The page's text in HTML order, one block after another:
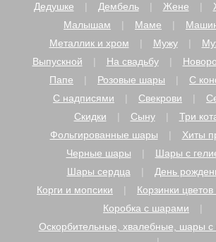
Дедушке
Дембель Жене
Малышам
Маме
Металлик и хром
Мужу
Выпускной
На свадьбу
Папе
Розовые шары
С
С надписями
Свекрови
Скидки
Сыну
Три
Фольгированные шары
Хиты
Черные шары
Шары с
Шары сердца
День
Корги и мопсики
Корзинки
Коробка с шарами
Оскорбительные, хвалебные, шары с